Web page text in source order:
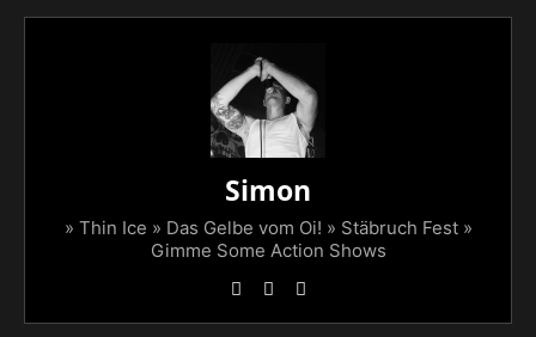
Simon
» Thin Ice » Das Gelbe vom Oi! » Stäbruch Fest »
Gimme Some Action Shows